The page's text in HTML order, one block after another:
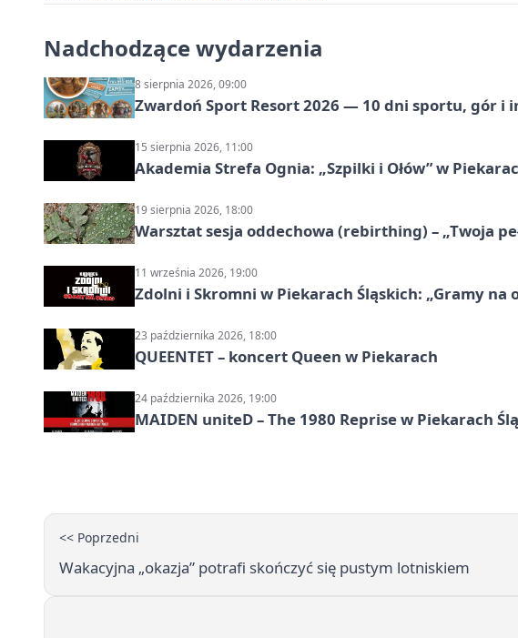
Nadchodzące wydarzenia
8 sierpnia 2026, 09:00
Zwardoń Sport Resort 2026 — 10 dni sportu, gór i
15 sierpnia 2026, 11:00
Akademia Strefa Ognia: „Szpilki i Ołów” w
19 sierpnia 2026, 18:00
Warsztat sesja oddechowa (rebirthing) – „Twoja
11 września 2026, 19:00
Zdolni i Skromni w Piekarach Śląskich: „Gramy na
23 października 2026, 18:00
QUEENTET – koncert Queen w Piekarach
24 października 2026, 19:00
MAIDEN uniteD – The 1980 Reprise w Piekarach
<< Poprzedni
Wakacyjna „okazja” potrafi skończyć się pustym lotniskiem